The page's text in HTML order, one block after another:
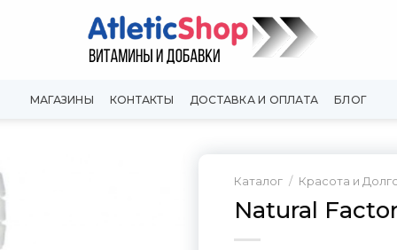
МАГАЗИНЫ КОНТАКТЫ ДОСТАВКА И ОПЛАТА БЛОГ
Каталог / Красота и
Natural